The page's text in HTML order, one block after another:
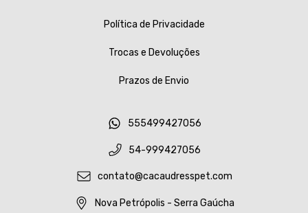
Política de Privacidade
Trocas e Devoluções
Prazos de Envio
555499427056
54-999427056
contato@cacaudresspet.com
Nova Petrópolis - Serra Gaúcha